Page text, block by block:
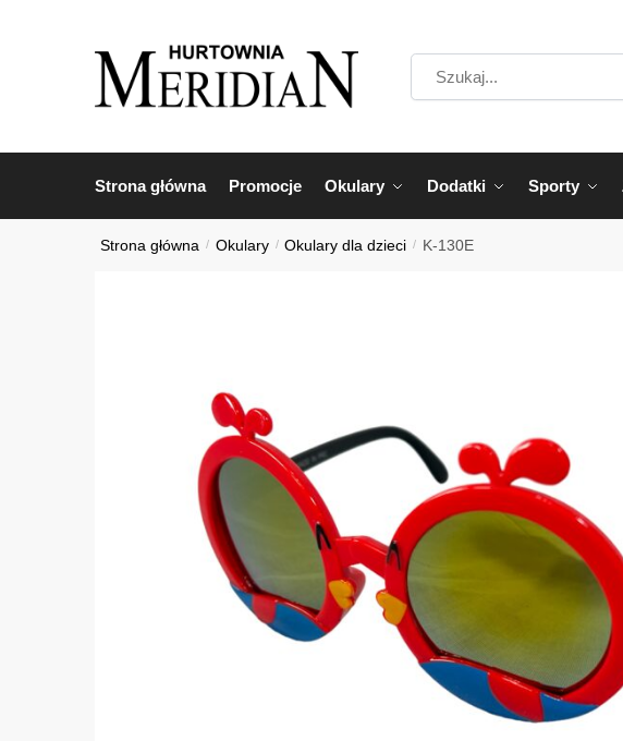
Strona główna Promocje Okulary Dodatki Sporty
Strona główna / Okulary / Okulary dla dzieci / K-130E